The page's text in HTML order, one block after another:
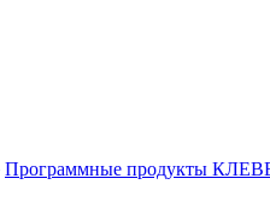
Программные продукты